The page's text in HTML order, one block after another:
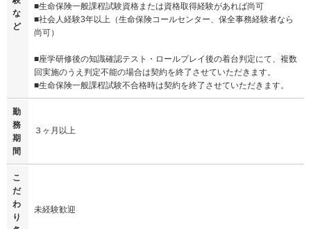
な
ど
■生命保険一般課程試験資格または資格取得経験があれば尚可
■社会人経験3年以上（生命保険コールセンター、保全事務経験者なら
尚可）
■座学研修後の知識確認テスト・ロールプレイ後の着台判定にて、複数
回実施のうえ判定不能の場合は契約を終了させていただきます。
■生命保険一般課程試験不合格時は契約を終了させていただきます。
勤
務
期
間
３ヶ月以上
こ
だ
わ
り
未経験歓迎